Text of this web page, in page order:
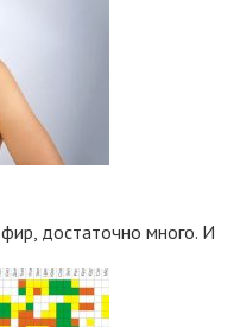
достаточно много. И